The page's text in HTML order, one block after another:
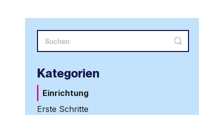
Kategorien
Einrichtung
Erste Schritte